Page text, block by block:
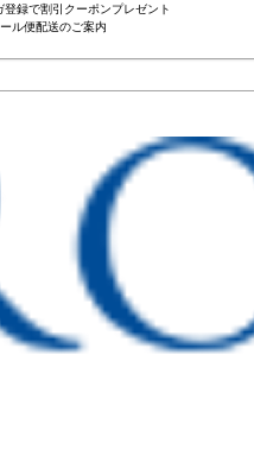
登録で割引クーポンプレゼント
ル便配送のご案内